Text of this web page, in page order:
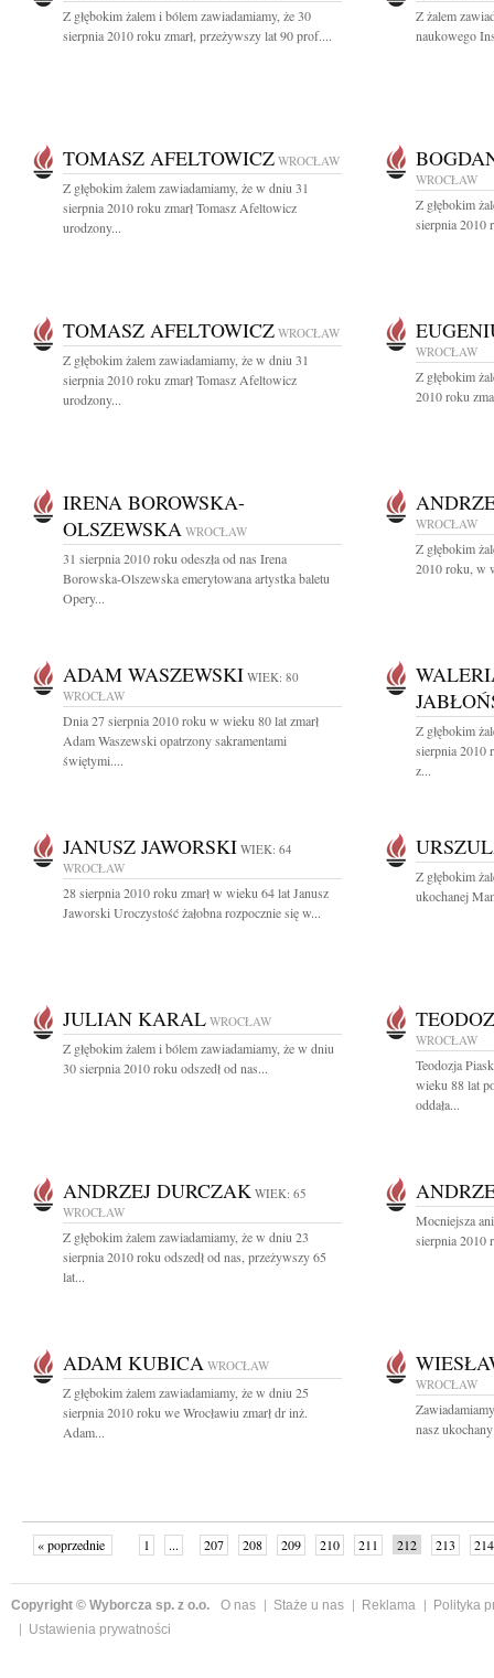
Z głębokim żalem i bólem zawiadamiamy, że 30
sierpnia 2010 roku zmarł, przeżywszy lat 90 prof....
Z żalem
naukowego
TOMASZ AFELTOWICZ WROCŁAW
Z głębokim żalem zawiadamiamy, że w dniu 31
sierpnia 2010 roku zmarł Tomasz Afeltowicz
urodzony...
WROCŁAW
Z głębokim
sierpnia 2010
TOMASZ AFELTOWICZ WROCŁAW
Z głębokim żalem zawiadamiamy, że w dniu 31
sierpnia 2010 roku zmarł Tomasz Afeltowicz
urodzony...
WROCŁAW
Z głębokim
2010 roku
IRENA BOROWSKA-
OLSZEWSKA WROCŁAW
31 sierpnia 2010 roku odeszła od nas Irena
Borowska-Olszewska emerytowana artystka baletu
Opery...
WROCŁAW
Z głębokim
2010 roku, w
ADAM WASZEWSKI WIEK: 80
WROCŁAW
Dnia 27 sierpnia 2010 roku w wieku 80 lat zmarł
Adam Waszewski opatrzony sakramentami
świętymi....
Z głębokim
sierpnia 2010
z...
JANUSZ JAWORSKI WIEK: 64
WROCŁAW
28 sierpnia 2010 roku zmarł w wieku 64 lat Janusz
Jaworski Uroczystość żałobna rozpocznie się w...
Z głębokim
ukochanej
JULIAN KARAL WROCŁAW
Z głębokim żalem i bólem zawiadamiamy, że w dniu
30 sierpnia 2010 roku odszedł od nas...
WROCŁAW
Teodozja
wieku 88 lat
oddała...
ANDRZEJ DURCZAK WIEK: 65
WROCŁAW
Z głębokim żalem zawiadamiamy, że w dniu 23
sierpnia 2010 roku odszedł od nas, przeżywszy 65
lat...
Mocniejsza
sierpnia 2010
ADAM KUBICA WROCŁAW
Z głębokim żalem zawiadamiamy, że w dniu 25
sierpnia 2010 roku we Wrocławiu zmarł dr inż.
Adam...
WROCŁAW
nasz
« poprzednie 1 ... 207 208 209 210 211 212 213
214
Copyright © Wyborcza sp. z o.o. O nas Staże u nas Reklama
Polityka
Ustawienia prywatności